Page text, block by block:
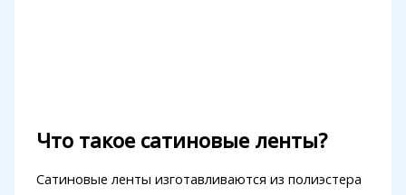
Что такое сатиновые ленты?
Сатиновые ленты изготавливаются из полиэстера